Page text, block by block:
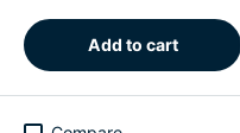
Add to cart